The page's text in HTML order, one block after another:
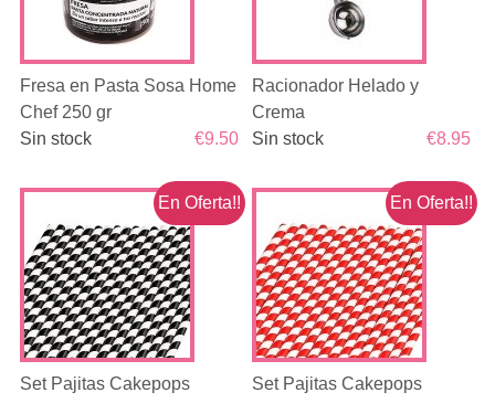
Fresa en Pasta Sosa Home
Chef 250 gr
€9.50
Sin stock
Racionador Helado y
Crema
€8.95
Sin stock
En Oferta!!
Set Pajitas Cakepops
En Oferta!!
Set Pajitas Cakepops